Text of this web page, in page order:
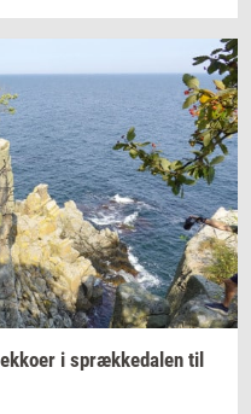
ek­ko­er i spræk­ke­da­len til